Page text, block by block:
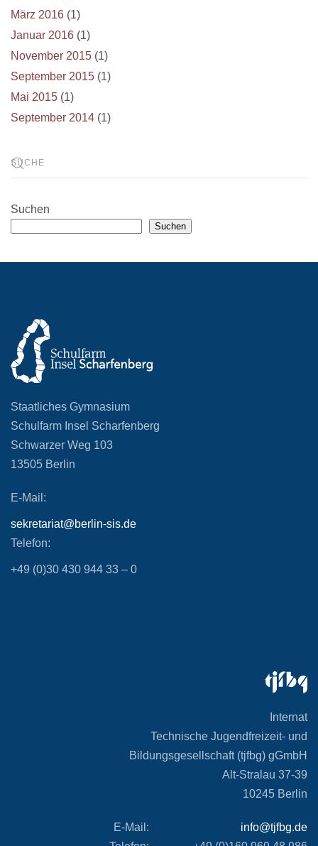
März 2016 (1)
Januar 2016 (1)
November 2015 (1)
September 2015 (1)
Mai 2015 (1)
September 2014 (1)
Suchen
Suchen
Staatliches Gymnasium
Schulfarm Insel Scharfenberg
Schwarzer Weg 103
13505 Berlin
E-Mail:
sekretariat@berlin-sis.de
Telefon:
+49 (0)30 430 944 33 – 0
Internat
Technische Jugendfreizeit- und
Bildungsgesellschaft (tjfbg) gGmbH
Alt-Stralau 37-39
10245 Berlin
E-Mail:
info@tjfbg.de